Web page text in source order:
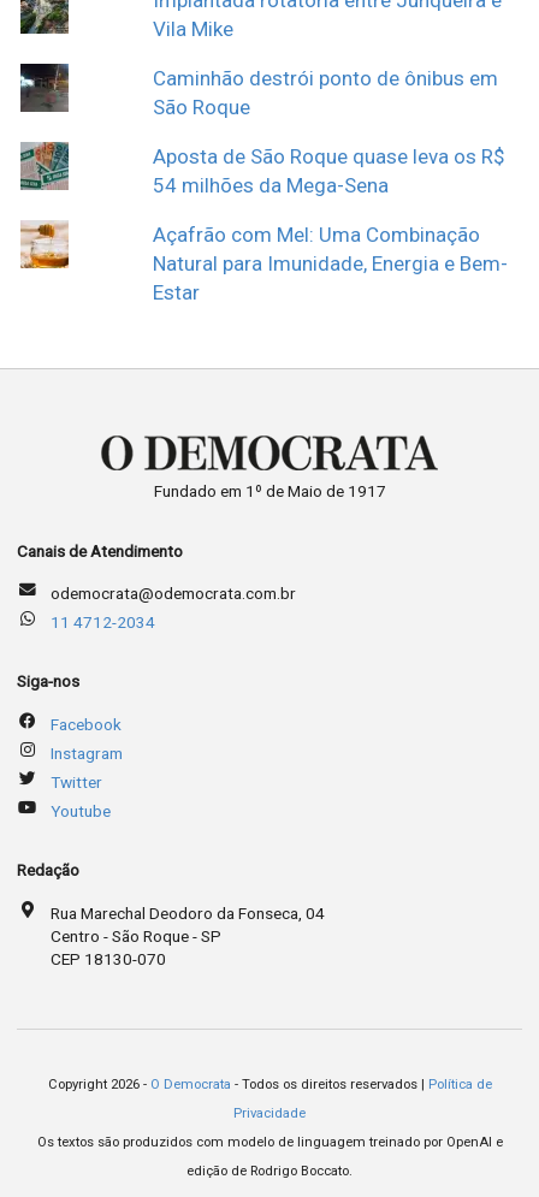
Vila Mike
Caminhão destrói ponto de ônibus em
São Roque
Aposta de São Roque quase leva os R$
54 milhões da Mega-Sena
Açafrão com Mel: Uma Combinação
Natural para Imunidade, Energia e Bem-
Estar
Fundado em 1º de Maio de 1917
Canais de Atendimento
odemocrata@odemocrata.com.br
11 4712-2034
Siga-nos
Facebook
Instagram
Twitter
Youtube
Redação
Rua Marechal Deodoro da Fonseca, 04
Centro - São Roque - SP
CEP 18130-070
Copyright 2026 - O Democrata - Todos os direitos reservados | Política de
Privacidade
Os textos são produzidos com modelo de linguagem treinado por OpenAI e
edição de Rodrigo Boccato.